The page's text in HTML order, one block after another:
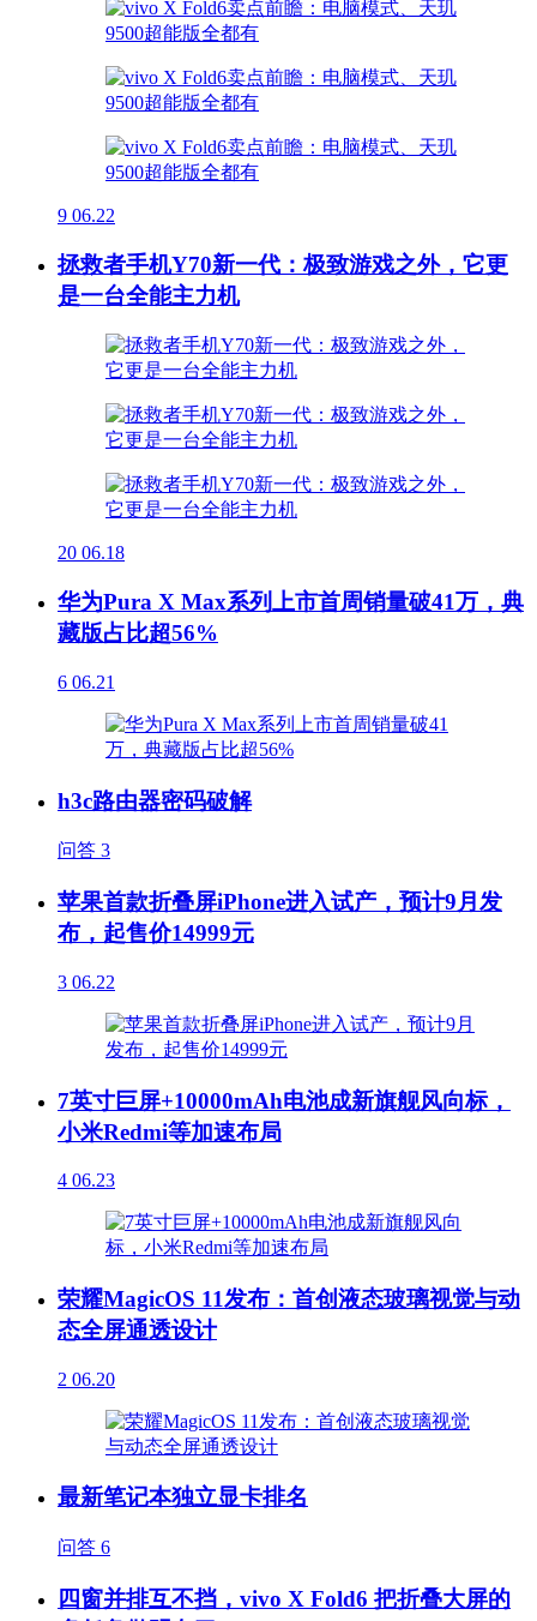
9 06.22
拯救者手机Y70新一代：极致游戏之外，它更
是一台全能主力机
20 06.18
华为Pura X Max系列上市首周销量破41万，典
藏版占比超56%
6 06.21
h3c路由器密码破解
问答 3
苹果首款折叠屏iPhone进入试产，预计9月发
布，起售价14999元
3 06.22
7英寸巨屏+10000mAh电池成新旗舰风向标，
小米Redmi等加速布局
4 06.23
荣耀MagicOS 11发布：首创液态玻璃视觉与动
态全屏通透设计
2 06.20
最新笔记本独立显卡排名
问答 6
四窗并排互不挡，vivo X Fold6 把折叠大屏的